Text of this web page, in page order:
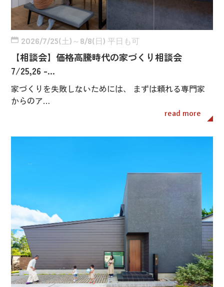
2026/7/25(土)～8/8(日) 平日も可
【相談会】価格高騰時代の家づくり相談会
7/25,26 -…
家づくりを失敗しないためには、 まずは頼れる専門家
からのア…
read more